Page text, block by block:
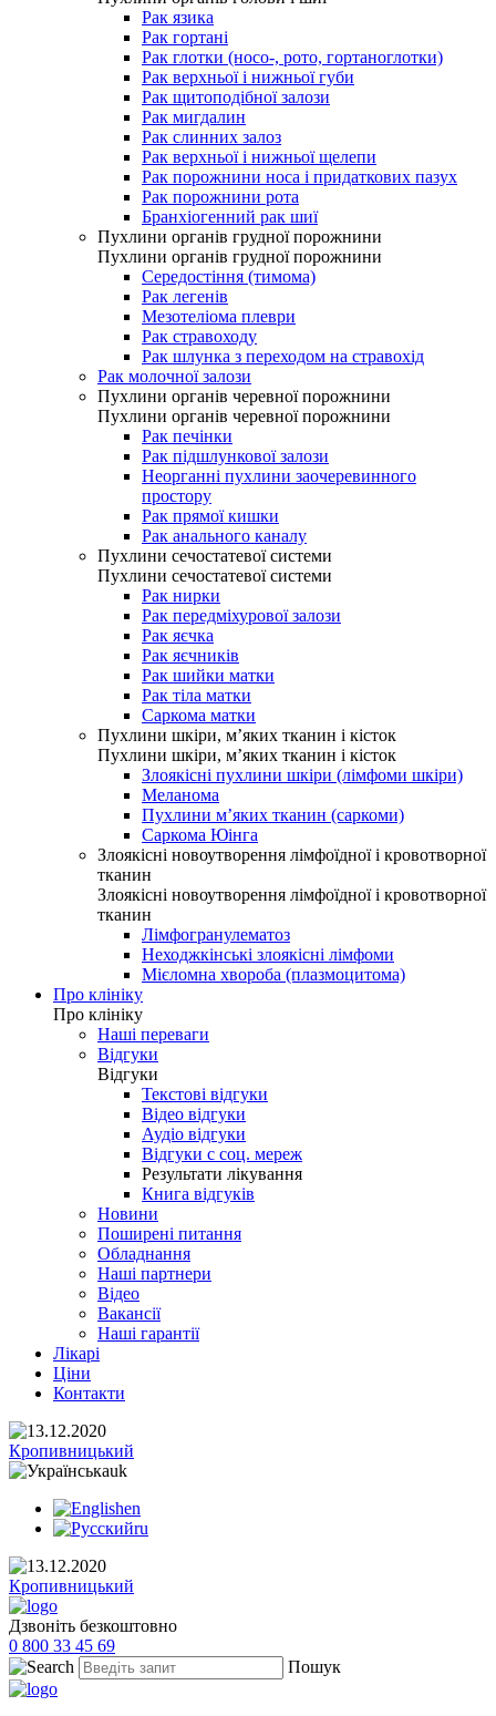
Рак язика
Рак гортані
Рак глотки (носо-, рото, гортаноглотки)
Рак верхньої і нижньої губи
Рак щитоподібної залози
Рак мигдалин
Рак слинних залоз
Рак верхньої і нижньої щелепи
Рак порожнини носа і придаткових пазух
Рак порожнини рота
Бранхіогенний рак шиї
Пухлини органів грудної порожнини
Пухлини органів грудної порожнини
Середостіння (тимома)
Рак легенів
Мезотеліома плеври
Рак стравоходу
Рак шлунка з переходом на стравохід
Рак молочної залози
Пухлини органів черевної порожнини
Пухлини органів черевної порожнини
Рак печінки
Рак підшлункової залози
Неорганні пухлини заочеревинного
простору
Рак прямої кишки
Рак анального каналу
Пухлини сечостатевої системи
Пухлини сечостатевої системи
Рак нирки
Рак передміхурової залози
Рак яєчка
Рак яєчників
Рак шийки матки
Рак тіла матки
Саркома матки
Пухлини шкіри, м’яких тканин і кісток
Пухлини шкіри, м’яких тканин і кісток
Злоякісні пухлини шкіри (лімфоми шкіри)
Меланома
Пухлини м’яких тканин (саркоми)
Саркома Юінга
Злоякісні новоутворення лімфоїдної і кровотворної
тканин
Злоякісні новоутворення лімфоїдної і кровотворної
тканин
Лімфогранулематоз
Неходжкінські злоякісні лімфоми
Мієломна хвороба (плазмоцитома)
Про клініку
Про клініку
Наші переваги
Відгуки
Відгуки
Текстові відгуки
Відео відгуки
Аудіо відгуки
Відгуки с соц. мереж
Результати лікування
Книга відгуків
Новини
Поширені питання
Обладнання
Наші партнери
Відео
Вакансії
Наші гарантії
Лікарі
Ціни
Контакти
Кропивницький
uk
en
ru
Кропивницький
Дзвоніть безкоштовно
0 800 33 45 69
Пошук